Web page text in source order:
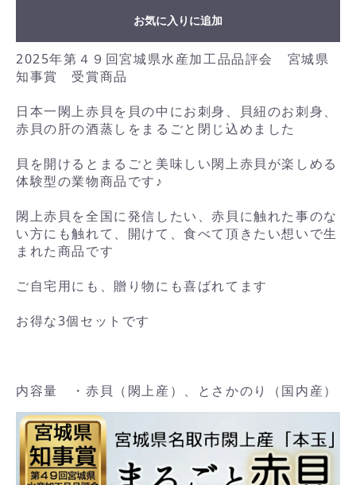
お気に入りに追加
2025年第４９回宮城県水産加工品品評会 宮城県
知事賞 受賞商品
日本一閖上赤貝を貝の中にお刺身、貝紐のお刺身、
赤貝の肝の酒蒸しをまるごと閉じ込めました
貝を開けるとまるごと美味しい閖上赤貝が楽しめる
体験型の業物商品です♪
閖上赤貝を全国に発信したい、赤貝に触れた事のな
い方にも触れて、開けて、食べて頂きたい想いで生
まれた商品です
ご自宅用にも、贈り物にも喜ばれてます
お得な3個セットです
内容量 ・赤貝（閖上産）、とさかのり（国内産）